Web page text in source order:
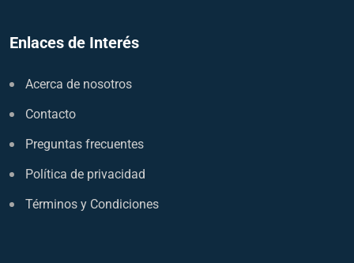
Enlaces de Interés
Acerca de nosotros
Contacto
Preguntas frecuentes
Política de privacidad
Términos y Condiciones